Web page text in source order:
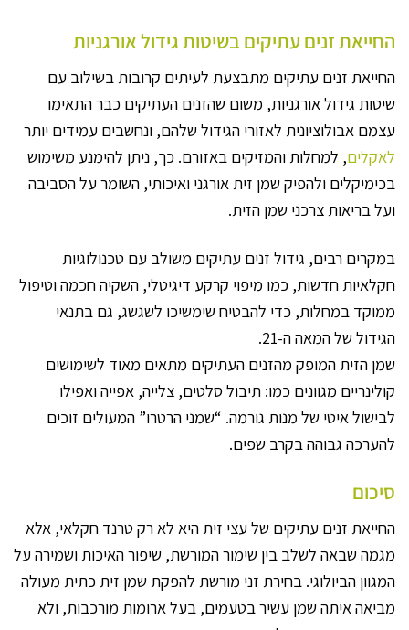
החייאת זנים עתיקים בשיטות גידול אורגניות
החייאת זנים עתיקים מתבצעת לעיתים קרובות בשילוב עם
שיטות גידול אורגניות, משום שהזנים העתיקים כבר התאימו
עצמם אבולוציונית לאזורי הגידול שלהם, ונחשבים עמידים יותר
לאקלים, למחלות והמזיקים באזורם. כך, ניתן להימנע משימוש
בכימיקלים ולהפיק שמן זית אורגני ואיכותי, השומר על הסביבה
ועל בריאות צרכני שמן הזית.
במקרים רבים, גידול זנים עתיקים משולב עם טכנולוגיות
חקלאיות חדשות, כמו מיפוי קרקע דיגיטלי, השקיה חכמה וטיפול
ממוקד במחלות, כדי להבטיח שימשיכו לשגשג, גם בתנאי
הגידול של המאה ה-21.
שמן הזית המופק מהזנים העתיקים מתאים מאוד לשימושים
קולינריים מגוונים כמו: תיבול סלטים, צלייה, אפייה ואפילו
לבישול איטי של מנות גורמה. “שמני הרטרו” המעולים זוכים
להערכה גבוהה בקרב שפים.
סיכום
החייאת זנים עתיקים של עצי זית היא לא רק טרנד חקלאי, אלא
מגמה שבאה לשלב בין שימור המורשת, שיפור האיכות ושמירה על
המגוון הביולוגי. בחירת זני מורשת להפקת שמן זית כתית מעולה
מביאה איתה שמן עשיר בטעמים, בעל ארומות מורכבות, ולא